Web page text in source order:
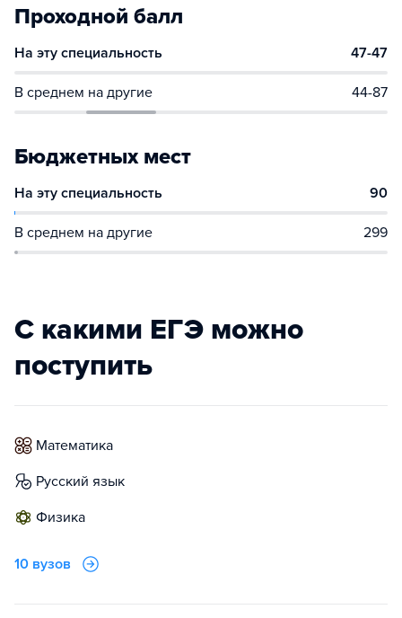
Проходной балл
На эту специальность 47-47
В среднем на другие 44-87
Бюджетных мест
На эту специальность 90
В среднем на другие 299
С какими ЕГЭ можно
поступить
математика
русский язык
физика
10 вузов